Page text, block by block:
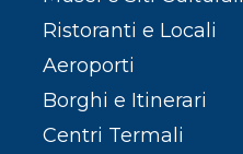
Ristoranti e Locali
Aeroporti
Borghi e Itinerari
Centri Termali